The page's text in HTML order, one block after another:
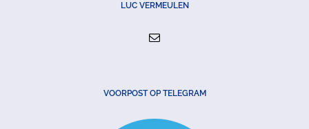
LUC VERMEULEN
VOORPOST OP TELEGRAM